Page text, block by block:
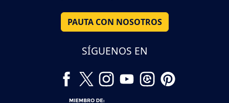
PAUTA CON NOSOTROS
SÍGUENOS EN